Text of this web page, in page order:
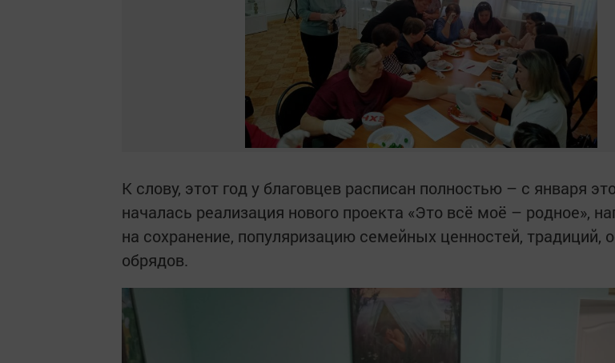
К слову, этот год у благовцев расписан полностью – с января
началась реализация нового проекта «Это всё моё – родное»,
на сохранение, популяризацию семейных ценностей, традиций,
обрядов.